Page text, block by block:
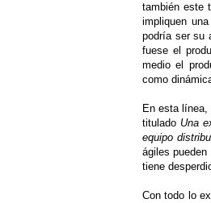
también este
impliquen
podría ser su
fuese el
medio el
como
En esta
titulado Una
equipo
ágiles
tiene
Con todo lo